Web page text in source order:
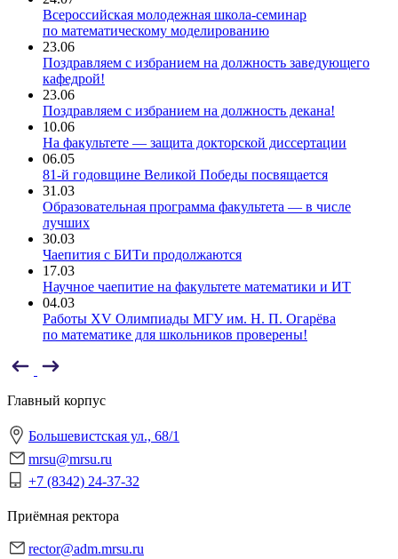
Всероссийская молодежная школа-семинар
по математическому моделированию
23.06
Поздравляем с избранием на должность заведующего
кафедрой!
23.06
Поздравляем с избранием на должность декана!
10.06
На факультете — защита докторской диссертации
06.05
81-й годовщине Великой Победы посвящается
31.03
Образовательная программа факультета — в числе
лучших
30.03
Чаепития с БИТи продолжаются
17.03
Научное чаепитие на факультете математики и ИТ
04.03
Работы XV Олимпиады МГУ им. Н. П. Огарёва
по математике для школьников проверены!
Главный корпус
Большевистская ул., 68/1
mrsu@mrsu.ru
+7 (8342) 24-37-32
Приёмная ректора
rector@adm.mrsu.ru